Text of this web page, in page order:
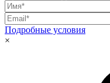
Подробные условия
×